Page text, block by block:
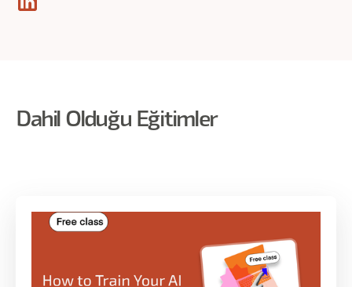
Dahil Olduğu Eğitimler